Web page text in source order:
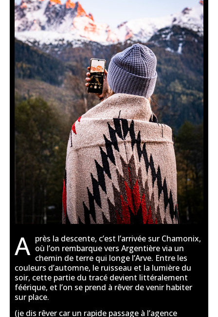
A près la descente, c’est l’arrivée sur Chamonix,
où l’on rembarque vers Argentière via un
chemin de terre qui longe l’Arve. Entre les
couleurs d’automne, le ruisseau et la lumière du
soir, cette partie du tracé devient littéralement
féérique, et l’on se prend à rêver de venir habiter
sur place.
(je dis rêver car un rapide passage à l’agence